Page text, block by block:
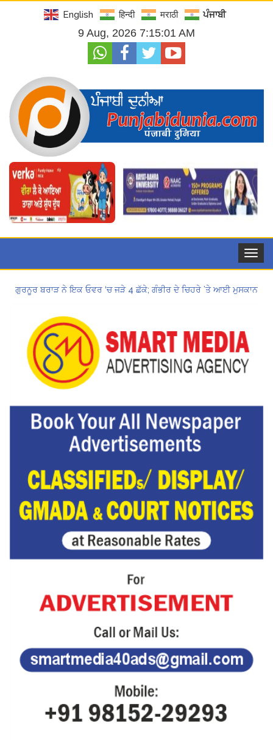
English हिन्दी मराठी ਪੰਜਾਬੀ
9 Aug, 2026 7:15:03 AM
Toggle
ਗੁਰਨੂਰ ਬਰਾੜ ਨੇ ਇਕ ਓਵਰ ‘ਚ ਜੜੇ 4 ਛੱਕੇ; ਗੰਭੀਰ ਦੇ ਚਿਹਰੇ ’ਤੇ ਆਈ ਮੁਸਕਾਨ
Hukamnama Sri Darbar Sahib, Amritsar – Punjabi Dunia
CM ਮਾਨ ਨੇ 866 ਨੌਜਵਾਨਾਂ ਨੂੰ ਸਰਕਾਰੀ ਨੌਕਰੀਆਂ ਦੇ ਨਿਯੁਕਤੀ ਪੱਤਰ ਸੌਂਪੇ
ਸ੍ਰੀਲੰਕਾ ਟੈਸਟ ਸੀਰੀਜ਼: ਸਰਫ਼ਰਾਜ਼ ਖਾਨ ਹੋ ਸਕਦੇ ਹਨ ਸਾਈ ਸੁਦਰਸ਼ਨ ਦੇ ਬਦਲ